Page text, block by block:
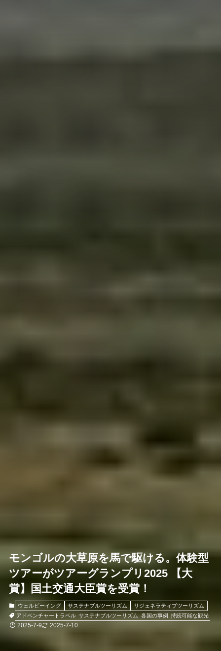
モンゴルの大草原を馬で駆ける。体験型
ツアーがツアーグランプリ2025 【大
賞】国土交通大臣賞を受賞！
ウェルビーイング サステナブルツーリズム
リジェネラティブツーリズム
アドベンチャートラベル サステナブルツーリズム 各国の事例 持続可能な観光
2025-7-9 2025-7-10